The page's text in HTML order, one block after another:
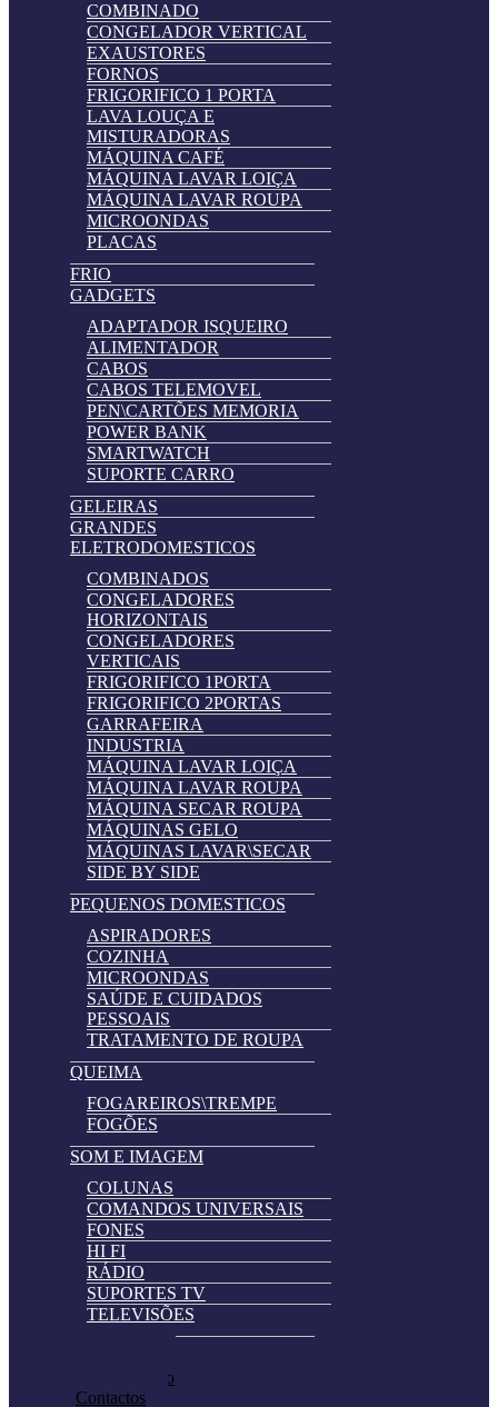
COMBINADO
CONGELADOR VERTICAL
EXAUSTORES
FORNOS
FRIGORIFICO 1 PORTA
LAVA LOUÇA E
MISTURADORAS
MÁQUINA CAFÉ
MÁQUINA LAVAR LOIÇA
MÁQUINA LAVAR ROUPA
MICROONDAS
PLACAS
FRIO
GADGETS
ADAPTADOR ISQUEIRO
ALIMENTADOR
CABOS
CABOS TELEMOVEL
PEN\CARTÕES MEMORIA
POWER BANK
SMARTWATCH
SUPORTE CARRO
GELEIRAS
GRANDES
ELETRODOMESTICOS
COMBINADOS
CONGELADORES
HORIZONTAIS
CONGELADORES
VERTICAIS
FRIGORIFICO 1PORTA
FRIGORIFICO 2PORTAS
GARRAFEIRA
INDUSTRIA
MÁQUINA LAVAR LOIÇA
MÁQUINA LAVAR ROUPA
MÁQUINA SECAR ROUPA
MÁQUINAS GELO
MÁQUINAS LAVAR\SECAR
SIDE BY SIDE
PEQUENOS DOMESTICOS
ASPIRADORES
COZINHA
MICROONDAS
SAÚDE E CUIDADOS
PESSOAIS
TRATAMENTO DE ROUPA
QUEIMA
FOGAREIROS\TREMPE
FOGÕES
SOM E IMAGEM
COLUNAS
COMANDOS UNIVERSAIS
FONES
HI FI
RÁDIO
SUPORTES TV
TELEVISÕES
Pedir Cotação
Contactos